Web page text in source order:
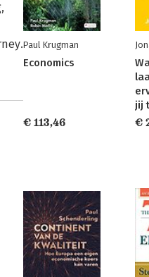
Paul Krugman
Economics
€ 113,46
jij
€